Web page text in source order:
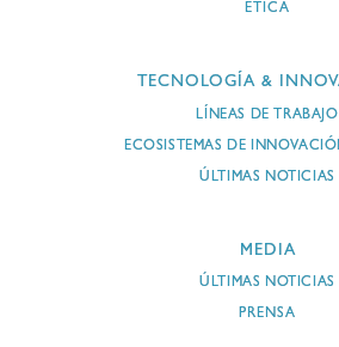
ÉTICA
TECNOLOGÍA &
LÍNEAS DE TRABAJO
ECOSISTEMAS DE
ÚLTIMAS NOTICIAS
MEDIA
ÚLTIMAS NOTICIAS
PRENSA